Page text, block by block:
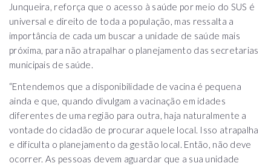
Junqueira, reforça que o acesso à saúde por meio do SUS é
universal e direito de toda a população, mas ressalta a
importância de cada um buscar a unidade de saúde mais
próxima, para não atrapalhar o planejamento das secretarias
municipais de saúde.
“Entendemos que a disponibilidade de vacina é pequena
ainda e que, quando divulgam a vacinação em idades
diferentes de uma região para outra, haja naturalmente a
vontade do cidadão de procurar aquele local. Isso atrapalha
e dificulta o planejamento da gestão local. Então, não deve
ocorrer. As pessoas devem aguardar que a sua unidade